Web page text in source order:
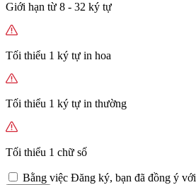
Giới hạn từ 8 - 32 ký tự
Tối thiểu 1 ký tự in hoa
Tối thiểu 1 ký tự in thường
Tối thiểu 1 chữ số
Bằng việc Đăng ký, bạn đã đồng ý với